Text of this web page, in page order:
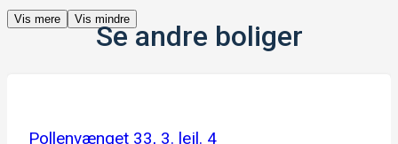
Vis mere Vis mindre
Se andre boliger
Pollenvænget 33, 3. lejl. 4